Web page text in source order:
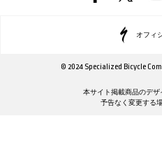
オフィ
© 2024 Specialized Bicycle
本サイト掲載商品のデザ
予告なく変更する